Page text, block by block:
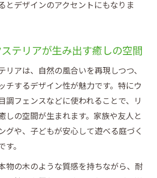
視のエクステリア実例に学ぶ
ない木目素材選びとエクステリアの
エクステリア素材の耐久性と選定
エクステリアで後悔しない素材選び
とデザインのアクセントにもなりま
テリアが生み出す癒しの空間
リアは、自然の風合いを再現しつつ、
チするデザイン性が魅力です。特にウ
調フェンスなどに使われることで、リ
しの空間が生まれます。家族や友人と
グや、子どもが安心して遊べる庭づく
。
物の木のような質感を持ちながら、耐